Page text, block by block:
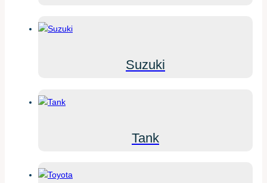
Suzuki
Tank